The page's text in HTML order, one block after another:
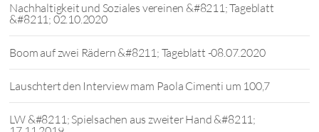
Nachhaltigkeit und Soziales vereinen &#8211; Tageblatt
&#8211; 02.10.2020
Boom auf zwei Rädern &#8211; Tageblatt -08.07.2020
Lauschtert den Interview mam Paola Cimenti um 100,7
LW &#8211; Spielsachen aus zweiter Hand &#8211;